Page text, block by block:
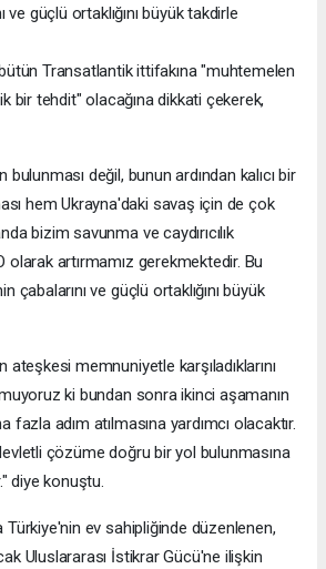
ve güçlü ortaklığını büyük takdirle
Transatlantik ittifakına "muhtemelen
bir tehdit" olacağına dikkati çekerek,
değil, bunun ardından kalıcı bir
hem Ukrayna'daki savaş için de çok
bizim savunma ve caydırıcılık
olarak artırmamız gerekmektedir. Bu
çabalarını ve güçlü ortaklığını büyük
memnuniyetle karşıladıklarını
ki bundan sonra ikinci aşamanın
fazla adım atılmasına yardımcı olacaktır.
çözüme doğru bir yol bulunmasına
diye konuştu.
Türkiye'nin ev sahipliğinde düzenlenen,
Uluslararası İstikrar Gücü'ne ilişkin